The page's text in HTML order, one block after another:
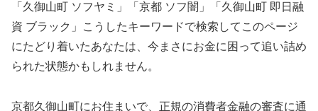
「久御山町 ソフヤミ」「京都 ソフ闇」「久御山町 即日融
資 ブラック」こうしたキーワードで検索してこのページ
にたどり着いたあなたは、今まさにお金に困って追い詰め
られた状態かもしれません。
京都久御山町にお住まいで、正規の消費者金融の審査に通